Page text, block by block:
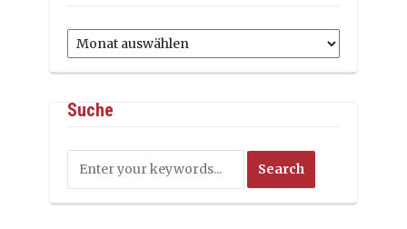
Archiv
Suche